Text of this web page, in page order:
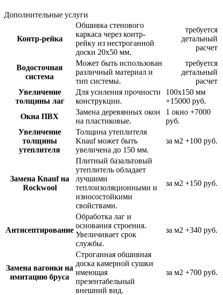
Дополнительные услуги
Контр-рейка
Обшивка стенового
каркаса через контр-
рейку из нестроганной
доски 20х50 мм.
требуется
детальный
расчет
Водосточная
система
Может быть использован
различный материал и
тип системы.
требуется
детальный
расчет
Увеличение
толщины лаг
Для усиления прочности
конструкции.
100х150 мм
+15000 руб.
Окна ПВХ
Замена деревянных окон
на пластиковые.
1 окно +7000
руб.
Увеличение
толщины
утеплителя
Толщина утеплителя
Knauf может быть
увеличена до 150 мм.
за м2 +100 руб.
Замена Knauf на
Rockwool
Плитный базальтовый
утеплитель обладает
лучшими
теплоизоляционными и
износостойкими
свойствами.
за м2 +150 руб.
Антисептирование
Обработка лаг и
основания строения.
Увеличивает срок
службы.
за м2 +340 руб.
Замена вагонки на
имитацию бруса
Строганная обшивная
доска камерной сушки
имеющая
презентабельный
внешний вид.
за м2 +700 руб.